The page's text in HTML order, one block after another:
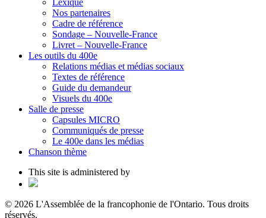
Nos partenaires
Cadre de référence
Sondage – Nouvelle-France
Livret – Nouvelle-France
Les outils du 400e
Relations médias et médias sociaux
Textes de référence
Guide du demandeur
Visuels du 400e
Salle de presse
Capsules MICRO
Communiqués de presse
Le 400e dans les médias
Chanson thème
This site is administered by
© 2026 L'Assemblée de la francophonie de l'Ontario. Tous droits
réservés.